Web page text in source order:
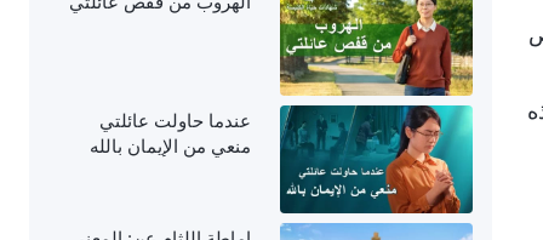
عندما حاولت عائلتي
منعي من الإيمان بالله